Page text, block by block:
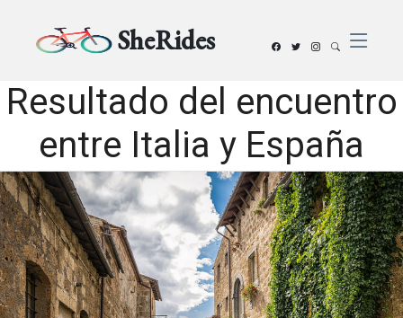
SheRides
Resultado del encuentro
entre Italia y España